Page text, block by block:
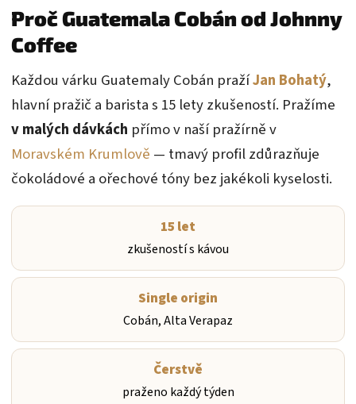
Proč Guatemala Cobán od Johnny
Coffee
Každou várku Guatemaly Cobán pražíJan Bohatý,
hlavní pražič a barista s 15 lety zkušeností. Pražíme
v malých dávkách přímo v naší pražírně v
Moravském Krumlově — tmavý profil zdůrazňuje
čokoládové a ořechové tóny bez jakékoli kyselosti.
15 let
zkušeností s kávou
Single origin
Cobán, Alta Verapaz
Čerstvě
praženo každý týden